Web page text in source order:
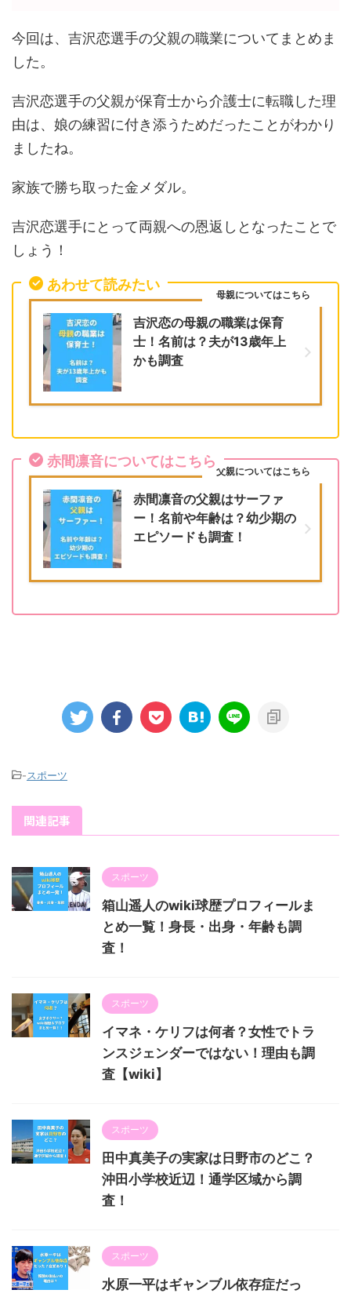
今回は、吉沢恋選手の父親の職業についてまとめま
した。
吉沢恋選手の父親が保育士から介護士に転職した理
由は、娘の練習に付き添うためだったことがわかり
ましたね。
家族で勝ち取った金メダル。
吉沢恋選手にとって両親への恩返しとなったことで
しょう！
あわせて読みたい
吉沢恋の母親の職業は保育
士！名前は？夫が13歳年上
かも調査
母親についてはこちら
赤間凛音についてはこちら
赤間凛音の父親はサーファ
ー！名前や年齢は？幼少期の
エピソードも調査！
父親についてはこちら
-スポーツ
関連記事
スポーツ
箱山遥人のwiki球歴プロフィールま
とめ一覧！身長・出身・年齢も調
査！
スポーツ
イマネ・ケリフは何者？女性でトラ
ンスジェンダーではない！理由も調
査【wiki】
スポーツ
田中真美子の実家は日野市のどこ？
沖田小学校近辺！通学区域から調
査！
スポーツ
水原一平はギャンブル依存症だっ